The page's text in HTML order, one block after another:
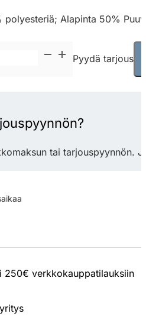
polyesteriä; Alapinta 50%
Pyydä tarjous
tai tarjouspyynnön.
250€ verkkokauppatilauksiin